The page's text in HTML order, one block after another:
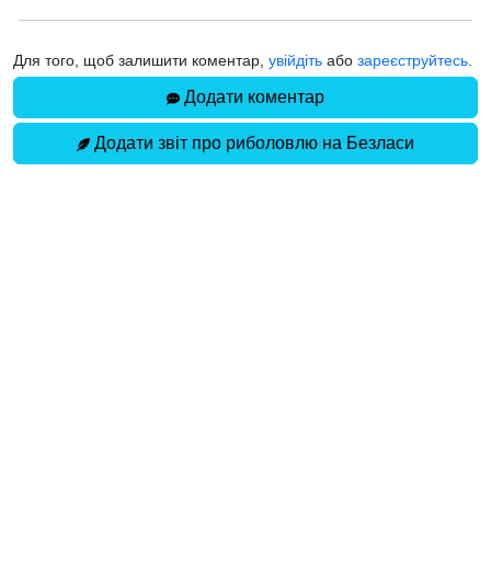
Для того, щоб залишити коментар, увійдіть або зареєструйтесь
Додати коментар
Додати звіт про риболовлю на Безласи